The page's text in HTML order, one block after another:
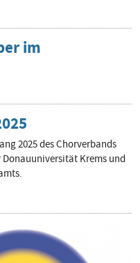
im
2025 des Chorverbands
Krems und